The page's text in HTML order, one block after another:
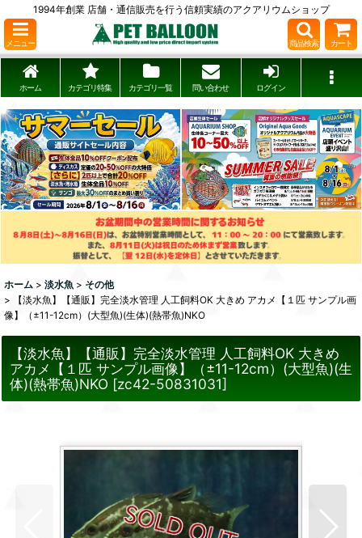
1994年創業 店舗・通信販売を行う信頼実績のアクアリウムショップ
メニュー 商品検索 カート
ホーム カテゴリ特集 カテゴリ一覧 問い合わせ ログイン
ホーム > 淡水魚 > その他
>
【淡水魚】【通販】完全淡水管理 人工飼料OK 大きめ アカメ【１匹 サンプル画
像】（±11-12cm）(大型魚)(生体)(熱帯魚)NKO
【淡水魚】【通販】完全淡水管理 人工飼料OK 大きめ
アカメ【１匹 サンプル画像】（±11-12cm）(大型魚)(生
体)(熱帯魚)NKO [zc42-50831031]